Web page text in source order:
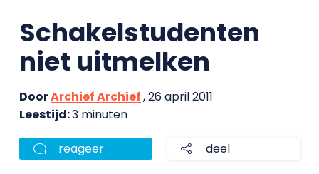
Schakelstudenten
niet uitmelken
DoorArchief Archief, 26 april 2011
Leestijd:3 minuten
reageer deel